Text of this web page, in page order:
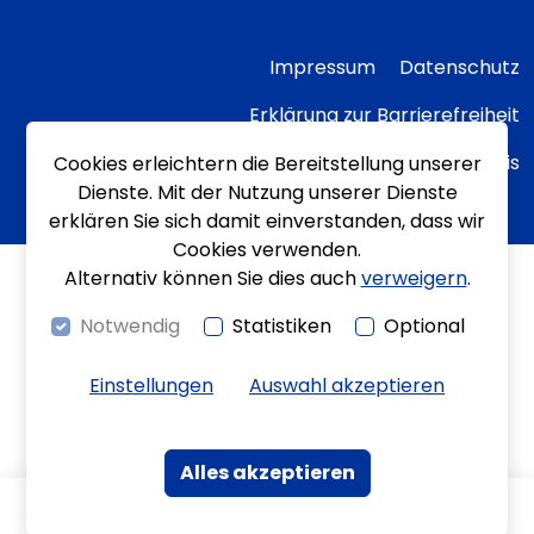
Impressum
Datenschutz
Erklärung zur Barrierefreiheit
Transparenzhinweis
Cookies erleichtern die Bereitstellung unserer
Dienste. Mit der Nutzung unserer Dienste
erklären Sie sich damit einverstanden, dass wir
Cookies verwenden.
Alternativ können Sie dies auchverweigern.
Notwendig
Statistiken Optional
Einstellungen Auswahl akzeptieren
Alles akzeptieren